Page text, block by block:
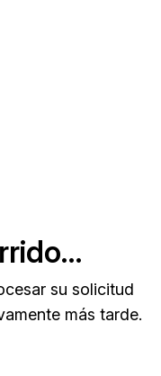
su solicitud
más tarde.